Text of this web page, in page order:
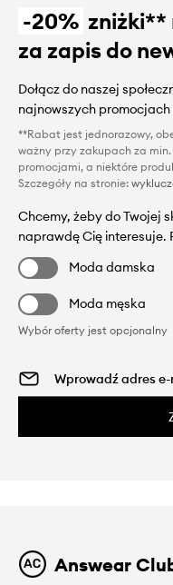
-20% zniżki**
za zapis do
Dołącz do naszej
najnowszych
**Rabat jest jednorazowy,
ważny przy zakupach za min.
promocjami, a niektóre
Szczegóły na stronie:
Chcemy, żeby do Twojej
naprawdę Cię interesuje.
Moda damska
Moda męska
Wybór oferty jest opcjonalny
Answear